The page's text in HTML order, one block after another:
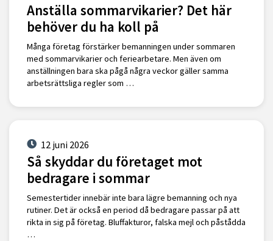
Anställa sommarvikarier? Det här
behöver du ha koll på
Många företag förstärker bemanningen under sommaren
med sommarvikarier och feriearbetare. Men även om
anställningen bara ska pågå några veckor gäller samma
arbetsrättsliga regler som …
12 juni 2026
Så skyddar du företaget mot
bedragare i sommar
Semestertider innebär inte bara lägre bemanning och nya
rutiner. Det är också en period då bedragare passar på att
rikta in sig på företag. Bluffakturor, falska mejl och påstådda
…